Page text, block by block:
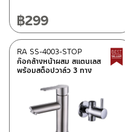
อ่างอาบน้ำ
สายน้ำดี(16)
สายฉีดชำระ(31)
โถปัสสาวะชาย(2)
ตะแกรงน้ำทิ้งพื้น
วาล์วลอย
(30)
(2)
฿299
ก๊อกล้างหน้าผสม สแตนเลส
พร้อมสต็อปวาล์ว 3 ทาง
RA SS-4003-STOP